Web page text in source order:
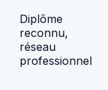
Diplôme
reconnu,
réseau
professionnel